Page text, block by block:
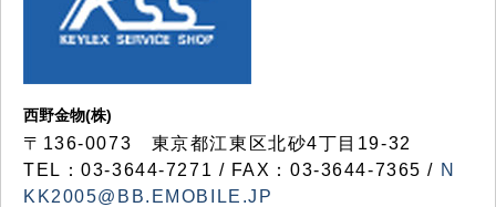
西野金物(株)
〒136-0073 東京都江東区北砂4丁目19-32
TEL：03‐3644‐7271 / FAX：03-3644-7365 / N
KK2005@BB.EMOBILE.JP